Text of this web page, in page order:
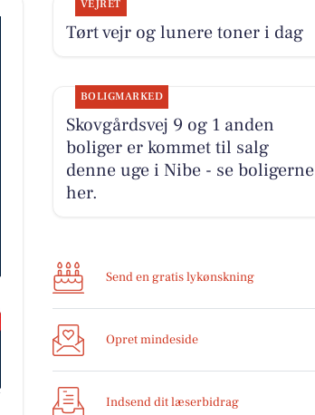
VEJRET
Tørt vejr og lunere toner i dag
BOLIGMARKED
Skovgårdsvej 9 og 1 anden
boliger er kommet til salg
denne uge i Nibe - se boligerne
her.
Send en gratis lykønskning
Opret mindeside
Indsend dit læserbidrag